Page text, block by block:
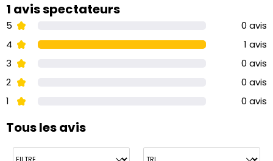
1 avis spectateurs
5
0 avis
4
1 avis
3
0 avis
2
0 avis
1
0 avis
Tous les avis